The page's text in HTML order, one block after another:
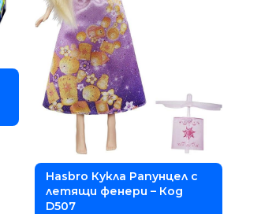
Hasbro Кукла Рапунцел с
летящи фенери – Код
D507